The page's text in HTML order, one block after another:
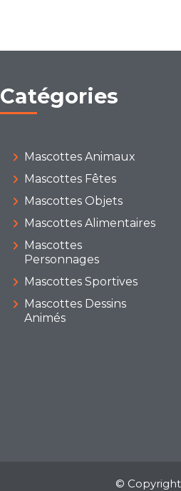
Catégories
Mascottes Animaux
Mascottes Fêtes
Mascottes Objets
Mascottes Alimentaires
Mascottes
Personnages
Mascottes Sportives
Mascottes Dessins
Animés
©